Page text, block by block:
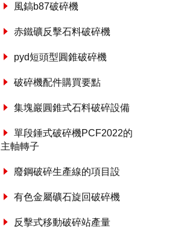
風鎬b87破碎機
赤鐵礦反擊石料破碎機
pyd短頭型圓錐破碎機
破碎機配件購買要點
集塊巖圓錐式石料破碎設備
單段錘式破碎機PCF2022的
主軸轉子
廢鋼破碎生產線的項目設
有色金屬礦石旋回破碎機
反擊式移動破碎站產量